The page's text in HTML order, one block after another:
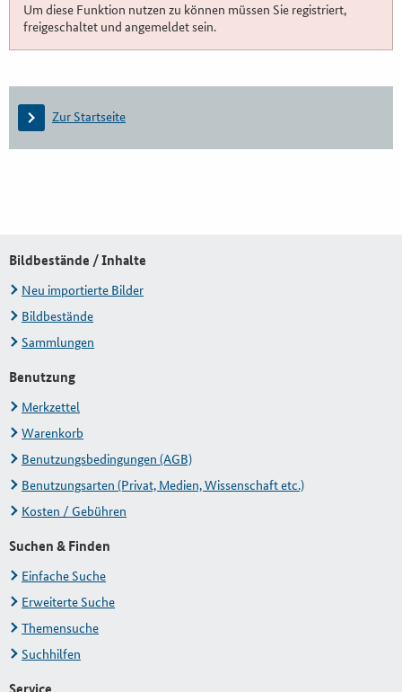
Um diese Funktion nutzen zu können müssen Sie registriert,
freigeschaltet und angemeldet sein.
Zur Startseite
Bildbestände / Inhalte
Neu importierte Bilder
Bildbestände
Sammlungen
Benutzung
Merkzettel
Warenkorb
Benutzungsbedingungen (AGB)
Benutzungsarten (Privat, Medien, Wissenschaft etc.)
Kosten / Gebühren
Suchen & Finden
Einfache Suche
Erweiterte Suche
Themensuche
Suchhilfen